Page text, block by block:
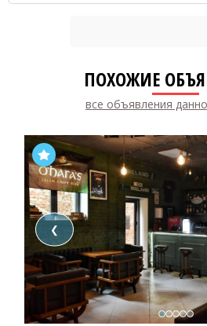
ПОХОЖИЕ
все объявления
❮